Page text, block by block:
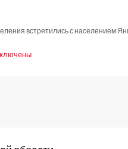
встретились с населением